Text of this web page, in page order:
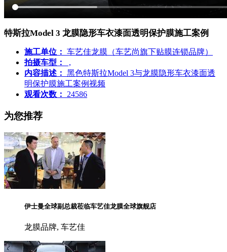
特斯拉Model 3 龙膜隐形车衣漆面透明保护膜施工案例
施工单位： 车艺佳龙膜（车艺尚旗下贴膜连锁品牌）
拍摄车型：
,
内容描述： 黑色特斯拉Model 3与龙膜隐形车衣漆面透
明保护膜施工案例视频
观看次数： 24586
为您推荐
伊士曼全球副总裁莅临车艺佳龙膜全球旗舰店
龙膜品牌, 车艺佳